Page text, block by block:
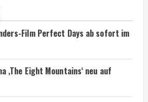
Film Perfect Days ab sofort im
‚The Eight Mountains‘ neu auf